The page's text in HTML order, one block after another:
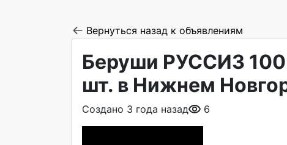
Вернуться назад к объявлениям
Беруши РУССИЗ 100
шт. в Нижнем
Создано 3 года назад 6